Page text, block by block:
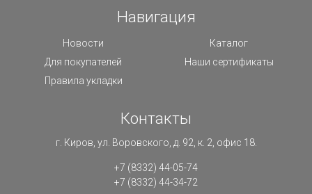
Навигация
Новости
Каталог
Для покупателей
Наши сертификаты
Правила укладки
Контакты
г. Киров, ул. Воровского, д. 92, к. 2, офис 18.
+7 (8332) 44-05-74
+7 (8332) 44-34-72